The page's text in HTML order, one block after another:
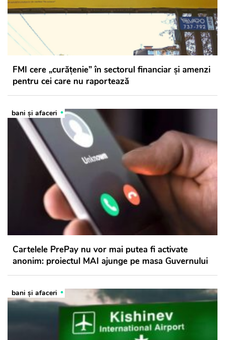
FMI cere „curățenie” în sectorul financiar și amenzi
pentru cei care nu raportează
bani și afaceri
Cartelele PrePay nu vor mai putea fi activate
anonim: proiectul MAI ajunge pe masa Guvernului
bani și afaceri